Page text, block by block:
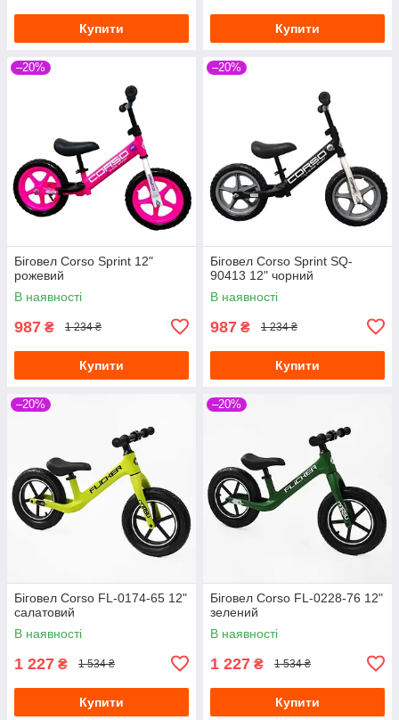
Купити Купити
–20%
Біговел Corso Sprint 12"
рожевий
В наявності
987 ₴ 1 234 ₴
Купити
–20%
Біговел Corso Sprint SQ-
90413 12" чорний
В наявності
987 ₴ 1 234 ₴
Купити
–20%
Біговел Corso FL-0174-65 12"
салатовий
В наявності
1 227 ₴ 1 534 ₴
Купити
–20%
Біговел Corso FL-0228-76 12"
зелений
В наявності
1 227 ₴ 1 534 ₴
Купити